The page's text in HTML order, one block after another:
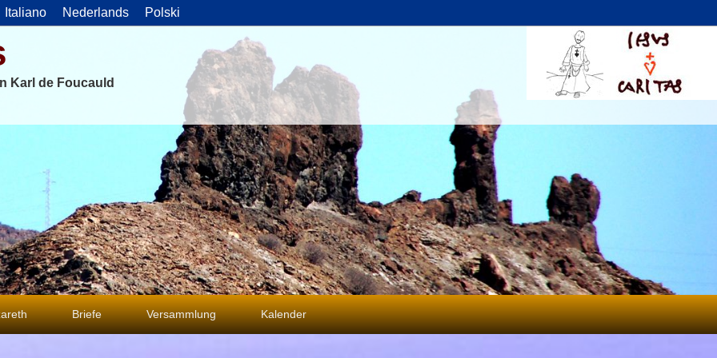
Italiano Nederlands Polski
Karl de Foucauld
Briefe Versammlung Kalender